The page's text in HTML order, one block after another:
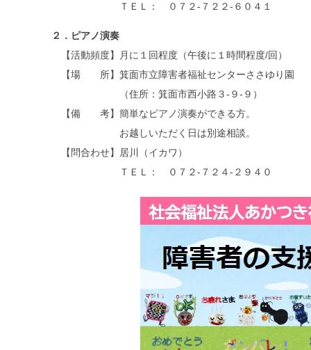
ＴＥＬ： ０７２-７２２-６０４１
２．ピアノ演奏
【活動頻度】月に１回程度（午後に１時間程度/回）
【場 所】箕面市立障害者福祉センターささゆり園
（住所：箕面市西小路３-９-９）
【備 考】簡単なピアノ演奏ができる方。
お越しいただく日は別途相談。
【問合わせ】居川（イカワ）
ＴＥＬ： ０７２-７２４-２９４０